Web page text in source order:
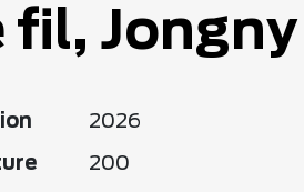
fil, Jongny
2026
200